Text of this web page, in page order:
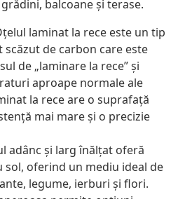
balcoane și terase.
laminat la rece este un tip
de carbon care este
de „laminare la rece” și
aproape normale ale
la rece are o suprafață
mai mare și o precizie
adânc și larg înălțat oferă
oferind un mediu ideal de
legume, ierburi și flori.